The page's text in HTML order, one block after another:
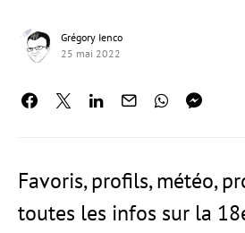
Grégory Ienco
25 mai 2022
Favoris, profils, météo,
toutes les infos sur la